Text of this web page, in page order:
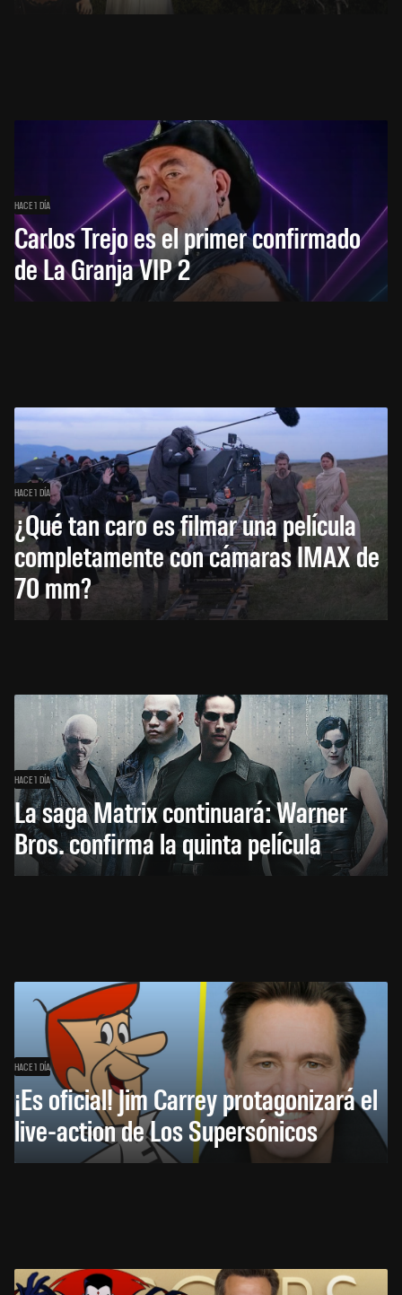
HACE 1 DÍA
Carlos Trejo es el primer confirmado
de La Granja VIP 2
HACE 1 DÍA
¿Qué tan caro es filmar una película
completamente con cámaras IMAX de
70 mm?
HACE 1 DÍA
La saga Matrix continuará: Warner
Bros. confirma la quinta película
HACE 1 DÍA
¡Es oficial! Jim Carrey protagonizará el
live-action de Los Supersónicos